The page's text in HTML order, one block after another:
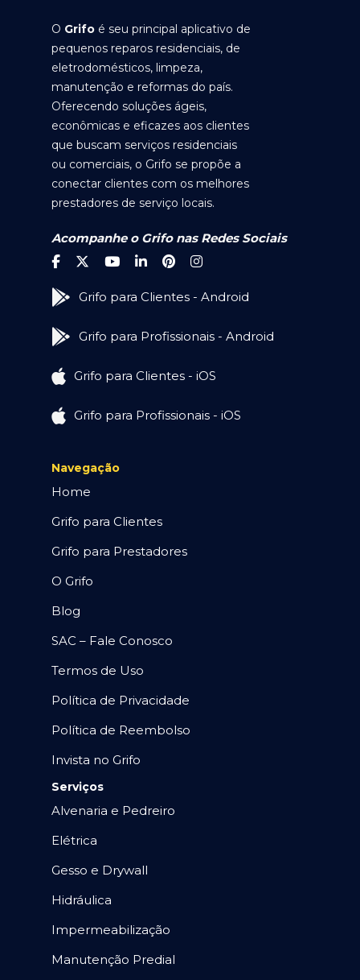
O Grifo é seu principal aplicativo de
pequenos reparos residenciais, de
eletrodomésticos, limpeza,
manutenção e reformas do país.
Oferecendo soluções ágeis,
econômicas e eficazes aos clientes
que buscam serviços residenciais
ou comerciais, o Grifo se propõe a
conectar clientes com os melhores
prestadores de serviço locais.
Acompanhe o Grifo nas Redes Sociais
Grifo para Clientes - Android
Grifo para Profissionais - Android
Grifo para Clientes - iOS
Grifo para Profissionais - iOS
Navegação
Home
Grifo para Clientes
Grifo para Prestadores
O Grifo
Blog
SAC – Fale Conosco
Termos de Uso
Política de Privacidade
Política de Reembolso
Invista no Grifo
Serviços
Alvenaria e Pedreiro
Elétrica
Gesso e Drywall
Hidráulica
Impermeabilização
Manutenção Predial